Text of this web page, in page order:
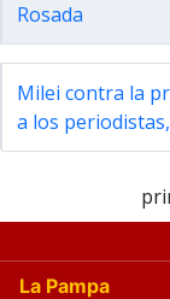
Rosada
Milei contra la
a los
La Pampa